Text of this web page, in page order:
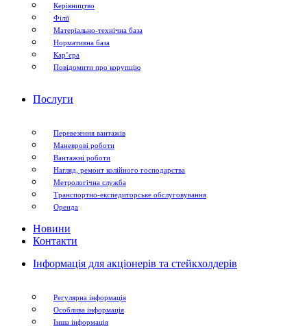
Керівництво
Філії
Матеріально-технічна база
Нормативна база
Кар’єра
Повідомити про корупцію
Послуги
Перевезення вантажів
Маневрові роботи
Вантажні роботи
Нагляд, ремонт колійного господарства
Метрологічна служба
Транспортно-експедиторське обслуговування
Оренда
Новини
Контакти
Інформація для акціонерів та стейкхолдерів
Регулярна інформація
Особлива інформація
Інша інформація